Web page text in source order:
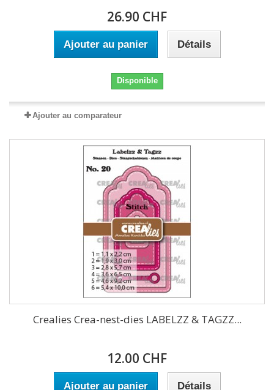
26.90 CHF
Ajouter au panier Détails
Disponible
Ajouter au comparateur
Crealies Crea-nest-dies LABELZZ & TAGZZ...
12.00 CHF
Ajouter au panier Détails